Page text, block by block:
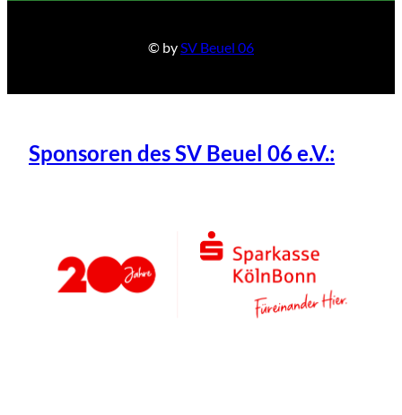
© by SV Beuel 06
Sponsoren des SV Beuel 06 e.V.: